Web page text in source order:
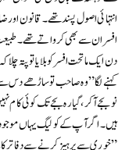
انتہائی اصول پسند تھے۔ قانون
افسران سے بھی کرواتے تھے۔
دن ایک ماتحت افسر کو بلایا تو پتہ
کہنے لگا ” وہ صاحب تو ساڑھے دس
نو بجے آ کر ، گیارہ بجے تک کوئی
ہیں۔ اگر آپ کے کولیگ یہاں
خوری سے پرہیز کرنے سے دفاتر کا ماحول خو ش گوار رہتا ہے”